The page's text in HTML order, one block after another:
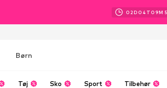
02D 04 T 09M
Børn
Tøj Sko Sport Tilbehør